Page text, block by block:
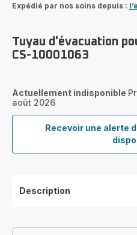
Expédié par nos soins depuis :
Tuyau d'évacuation
CS-10001063
Actuellement indisponible
août 2026
Recevoir une alerte
Description